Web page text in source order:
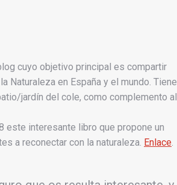
cuyo objetivo principal es compartir
Naturaleza en España y el mundo. Tiene
jardín del cole, como complemento al
este interesante libro que propone un
a reconectar con la naturaleza. Enlace.